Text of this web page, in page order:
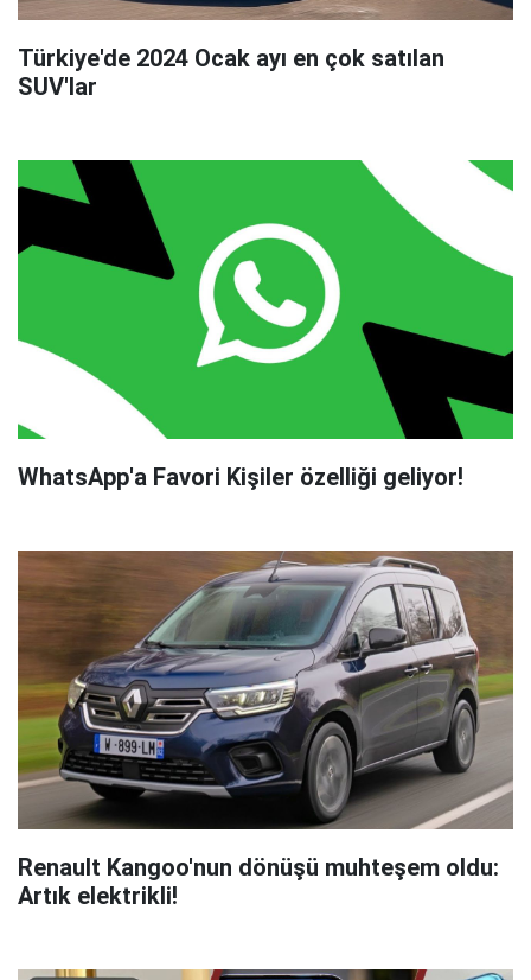
Türkiye'de 2024 Ocak ayı en çok satılan
SUV'lar
WhatsApp'a Favori Kişiler özelliği geliyor!
Renault Kangoo'nun dönüşü muhteşem oldu:
Artık elektrikli!